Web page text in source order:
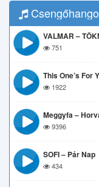
VALMAR –
751
This One’s For
1922
Meggyfa –
9396
SOFI – Pár Nap
434